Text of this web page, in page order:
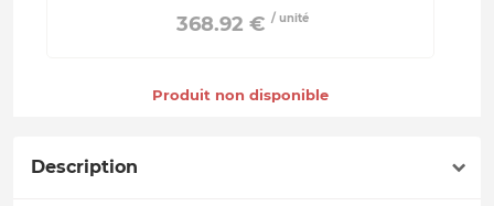
368.92 € / unité
Produit non disponible
Description